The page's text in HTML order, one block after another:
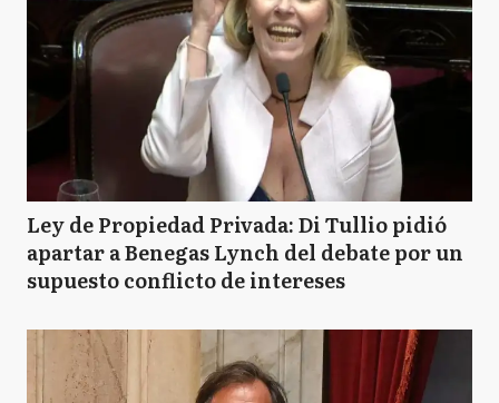
Ley de Propiedad Privada: Di Tullio pidió
apartar a Benegas Lynch del debate por un
supuesto conflicto de intereses